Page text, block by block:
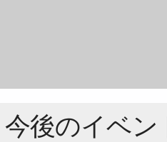
今後のイベン